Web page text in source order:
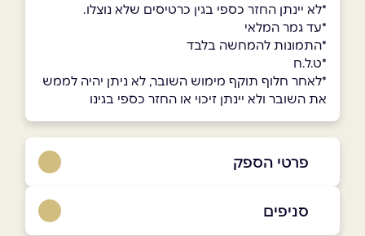
*לא יינתן החזר כספי בגין כרטיסים שלא נוצלו.
*עד גמר המלאי
*התמונות להמחשה בלבד
*ט.ל.ח
*לאחר חלוף תוקף מימוש השובר, לא ניתן יהיה לממש
את השובר ולא יינתן זיכוי או החזר כספי בגינו
פרטי הספק
סניפים